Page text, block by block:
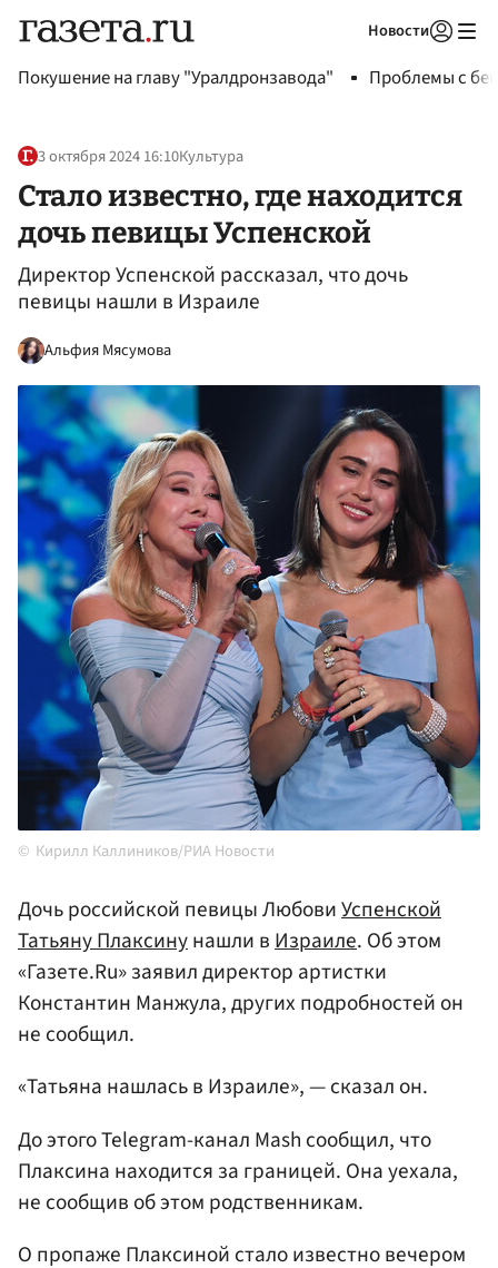
Новости
Покушение на главу "Уралдронзавода" Проблемы с
3 октября 2024 16:10Культура
Стало известно, где находится
дочь певицы Успенской
Директор Успенской рассказал, что дочь
певицы нашли в Израиле
Альфия Мясумова
Кирилл Каллиников/РИА Новости
Дочь российской певицы ЛюбовиУспенской
Татьяну Плаксинунашли вИзраиле. Об этом
«Газете.Ru» заявил директор артистки
Константин Манжула, других подробностей он
не сообщил.
«Татьяна нашлась в Израиле», — сказал он.
До этого Telegram-канал Mash сообщил, что
Плаксина находится за границей. Она уехала,
не сообщив об этом родственникам.
О пропаже Плаксиной стало известно вечером